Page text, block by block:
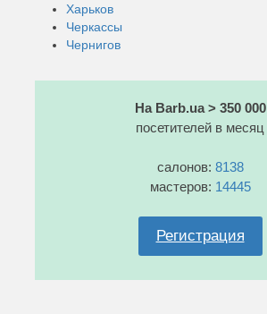
Харьков
Черкассы
Чернигов
На Barb.ua > 350 000
посетителей в месяц
салонов: 8138
мастеров: 14445
Регистрация